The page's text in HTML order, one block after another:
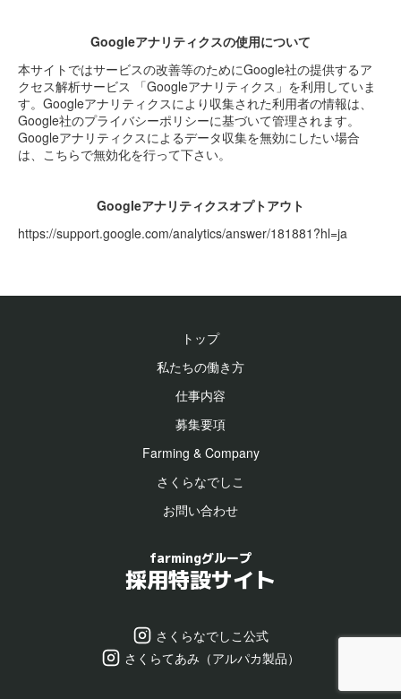
Googleアナリティクスの使用について
本サイトではサービスの改善等のためにGoogle社の提供するア
クセス解析サービス 「Googleアナリティクス」を利用していま
す。Googleアナリティクスにより収集された利用者の情報は、
Google社のプライバシーポリシーに基づいて管理されます。
Googleアナリティクスによるデータ収集を無効にしたい場合
は、こちらで無効化を行って下さい。
Googleアナリティクスオプトアウト
https://support.google.com/analytics/answer/181881?hl=ja
トップ
私たちの働き方
仕事内容
募集要項
Farming & Company
さくらなでしこ
お問い合わせ
farmingグループ
採用特設サイト
さくらなでしこ公式
さくらてあみ（アルパカ製品）